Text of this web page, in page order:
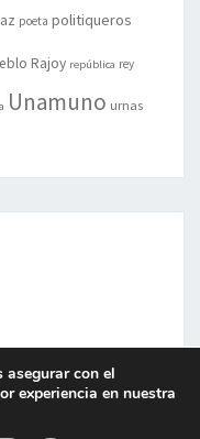
poeta politiqueros
Rajoy república rey
Unamuno urnas
asegurar con el
experiencia en nuestra